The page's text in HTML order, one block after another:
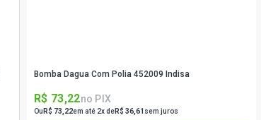
Bomba Dagua Com Polia 452009 Indisa
R$ 73,22no PIX
Ou R$ 73,22em até 2x deR$ 36,61 sem juros